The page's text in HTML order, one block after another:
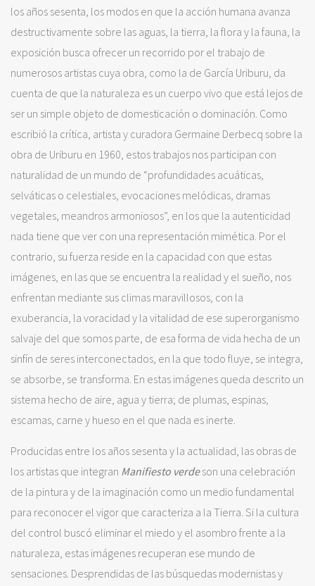
los años sesenta, los modos en que la acción humana avanza
destructivamente sobre las aguas, la tierra, la flora y la fauna, la
exposición busca ofrecer un recorrido por el trabajo de
numerosos artistas cuya obra, como la de García Uriburu, da
cuenta de que la naturaleza es un cuerpo vivo que está lejos de
ser un simple objeto de domesticación o dominación. Como
escribió la crítica, artista y curadora Germaine Derbecq sobre la
obra de Uriburu en 1960, estos trabajos nos participan con
naturalidad de un mundo de “profundidades acuáticas,
selváticas o celestiales, evocaciones melódicas, dramas
vegetales, meandros armoniosos”, en los que la autenticidad
nada tiene que ver con una representación mimética. Por el
contrario, su fuerza reside en la capacidad con que estas
imágenes, en las que se encuentra la realidad y el sueño, nos
enfrentan mediante sus climas maravillosos, con la
exuberancia, la voracidad y la vitalidad de ese superorganismo
salvaje del que somos parte, de esa forma de vida hecha de un
sinfín de seres interconectados, en la que todo fluye, se integra,
se absorbe, se transforma. En estas imágenes queda descrito un
sistema hecho de aire, agua y tierra; de plumas, espinas,
escamas, carne y hueso en el que nada es inerte.
Producidas entre los años sesenta y la actualidad, las obras de
los artistas que integran Manifiesto verdeson una celebración
de la pintura y de la imaginación como un medio fundamental
para reconocer el vigor que caracteriza a la Tierra. Si la cultura
del control buscó eliminar el miedo y el asombro frente a la
naturaleza, estas imágenes recuperan ese mundo de
sensaciones. Desprendidas de las búsquedas modernistas y